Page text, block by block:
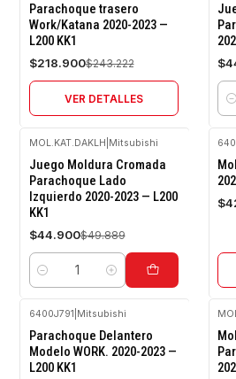
-10%
OFF
Agotado
Parachoque trasero
Work/Katana 2020-2023 —
L200 KK1
$218.900$243.222
VER DETALLES
-10%
OFF
MOL.KAT.DAKLH Mitsubishi
Juego Moldura Cromada
Parachoque Lado
Izquierdo 2020-2023 — L200
KK1
$44.900$49.889
Cantidad
-10%
OFF
6400J791 Mitsubishi
Parachoque Delantero
Modelo WORK. 2020-2023 —
L200 KK1